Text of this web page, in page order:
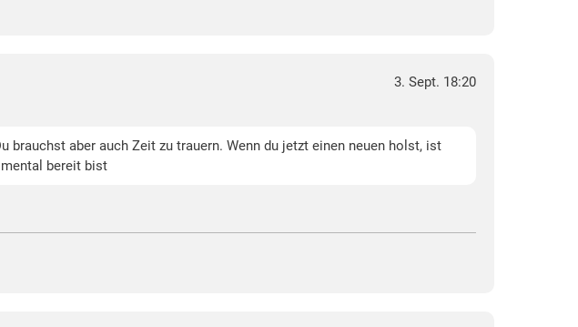
3. Sept. 18:20
aber auch Zeit zu trauern. Wenn du jetzt einen neuen holst, ist
bereit bist